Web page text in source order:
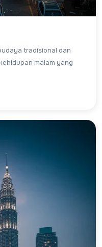
tradisional dan
malam yang